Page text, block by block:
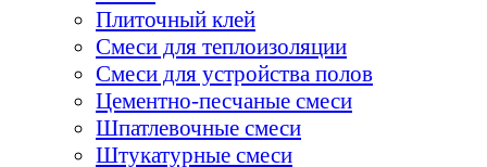
Плиточный клей
Смеси для теплоизоляции
Смеси для устройства полов
Цементно-песчаные смеси
Шпатлевочные смеси
Штукатурные смеси